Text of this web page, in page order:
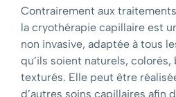
Contrairement aux
la cryothérapie capillaire est
non invasive, adaptée à tous
qu’ils soient naturels, colorés,
texturés. Elle peut être
d’autres soins capillaires afin